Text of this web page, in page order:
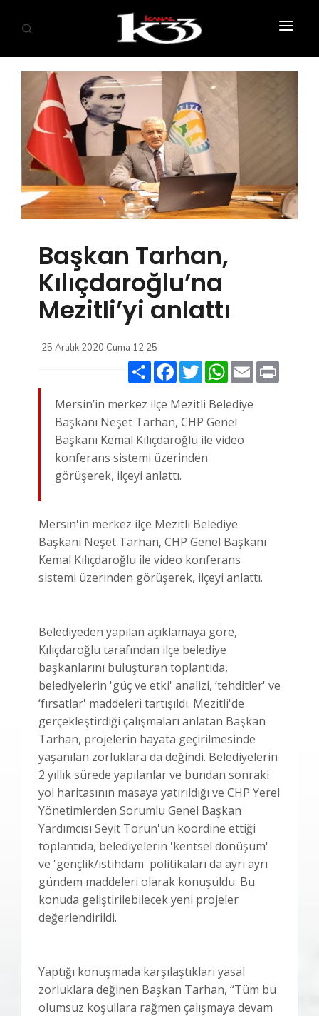
ANASAYFA
SİYASET
EKONOMİ
GÜNDEM
SAĞLIK
KÜLTÜR SANAT
SPOR
Başkan Tarhan,
Kılıçdaroğlu’na
Mezitli’yi anlattı
25 Aralık 2020 Cuma 12:25
Paylaş FacebookTwitter WhatsApp
Email
Mersin’in merkez ilçe Mezitli Belediye
Başkanı Neşet Tarhan, CHP Genel
Başkanı Kemal Kılıçdaroğlu ile video
konferans sistemi üzerinden
görüşerek, ilçeyi anlattı.
Mersin'in merkez ilçe Mezitli Belediye
Başkanı Neşet Tarhan, CHP Genel Başkanı
Kemal Kılıçdaroğlu ile video konferans
sistemi üzerinden görüşerek, ilçeyi anlattı.
Belediyeden yapılan açıklamaya göre,
Kılıçdaroğlu tarafından ilçe belediye
başkanlarını buluşturan toplantıda,
belediyelerin 'güç ve etki' analizi, ‘tehditler' ve
‘fırsatlar' maddeleri tartışıldı. Mezitli'de
gerçekleştirdiği çalışmaları anlatan Başkan
Tarhan, projelerin hayata geçirilmesinde
yaşanılan zorluklara da değindi. Belediyelerin
2 yıllık sürede yapılanlar ve bundan sonraki
yol haritasının masaya yatırıldığı ve CHP Yerel
Yönetimlerden Sorumlu Genel Başkan
Yardımcısı Seyit Torun'un koordine ettiği
toplantıda, belediyelerin 'kentsel dönüşüm'
ve 'gençlik/istihdam' politikaları da ayrı ayrı
gündem maddeleri olarak konuşuldu. Bu
konuda geliştirilebilecek yeni projeler
değerlendirildi.
Yaptığı konuşmada karşılaştıkları yasal
zorluklara değinen Başkan Tarhan, “Tüm bu
olumsuz koşullara rağmen çalışmaya devam